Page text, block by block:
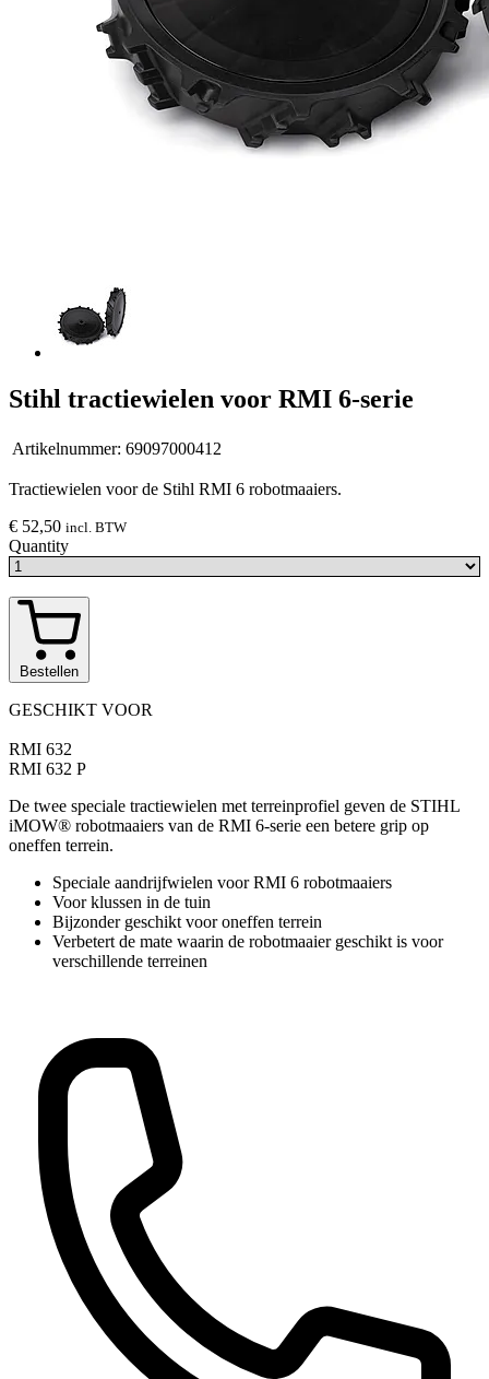
Stihl tractiewielen voor RMI 6-serie
Artikelnummer: 69097000412
Tractiewielen voor de Stihl RMI 6 robotmaaiers.
€ 52,50 incl. BTW
Quantity
Bestellen
GESCHIKT VOOR
RMI 632
RMI 632 P
De twee speciale tractiewielen met terreinprofiel geven de STIHL
iMOW® robotmaaiers van de RMI 6-serie een betere grip op
oneffen terrein.
Speciale aandrijfwielen voor RMI 6 robotmaaiers
Voor klussen in de tuin
Bijzonder geschikt voor oneffen terrein
Verbetert de mate waarin de robotmaaier geschikt is voor
verschillende terreinen